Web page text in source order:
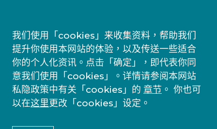
我们使用「cookies」来收集资料，帮助我们
提升你使用本网站的体验，以及传送一些适合
你的个人化资讯。点击「确定」，即代表你同
意我们使用「cookies」。详情请参阅本网站
私隐政策中有关「cookies」的 章节 。 你也可
以在这里更改「cookies」设定。